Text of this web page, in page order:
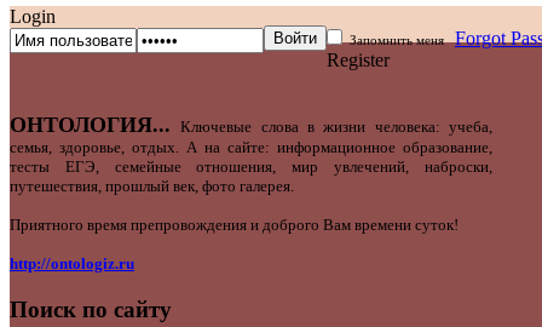
Login
Запомнить меня
Forgot
Register
ОНТОЛОГИЯ...
Ключевые слова в жизни человека: учеба,
семья, здоровье, отдых. А на сайте: информационное образование,
тесты ЕГЭ, семейные отношения, мир увлечений, наброски,
путешествия, прошлый век, фото галерея.
Приятного время препровождения и доброго Вам времени суток!
http://ontologiz.ru
Поиск по сайту